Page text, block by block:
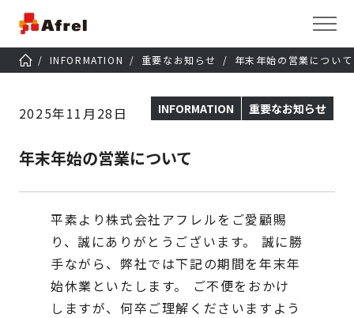
INFORMATION 重要なお知らせ 年末年始の営業について
2025年11月28日 INFORMATION 重要なお知らせ
年末年始の営業について
平素より株式会社アフレルをご愛顧賜
り、誠にありがとうございます。
誠に勝
手ながら、弊社では下記の期間を年末年
始休業といたします。
ご不便をおかけ
しますが、何卒ご理解くださいますよう